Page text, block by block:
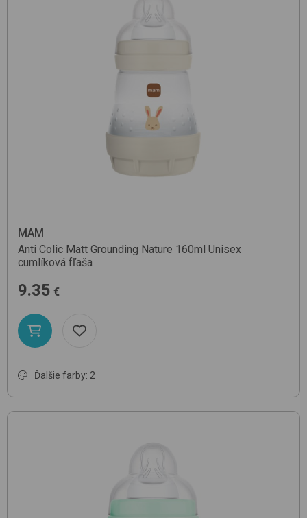
MAM
Anti Colic Matt Grounding Nature 160ml Unisex
cumlíková fľaša
9.35 €
Ďalšie farby: 2